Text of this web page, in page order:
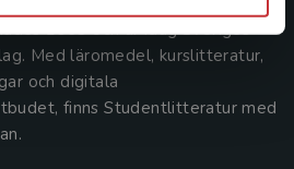
1963 och är idag Sveriges
Med läromedel, kurslitteratur,
och digitala
finns Studentlitteratur med